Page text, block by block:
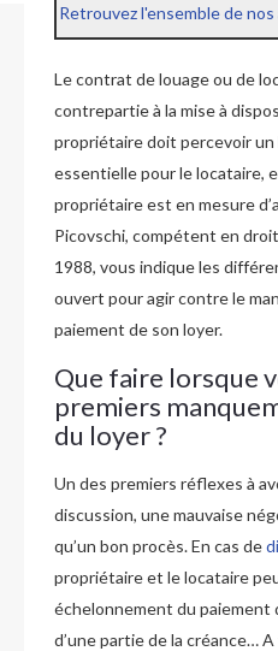
Retrouvez l'ensemble de
Le contrat de louage ou de
contrepartie à la mise à
propriétaire doit percevoir un
essentielle pour le locataire,
propriétaire est en mesure
Picovschi, compétent en
1988, vous indique les
ouvert pour agir contre le
paiement de son loyer.
Que faire lorsque
premiers
du loyer ?
Un des premiers réflexes à
discussion, une mauvaise
qu’un bon procès. En cas de
propriétaire et le locataire
échelonnement du paiement
d’une partie de la créance…